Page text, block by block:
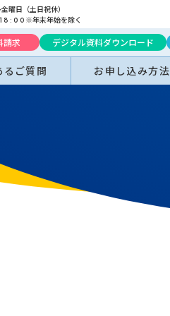
曜日（土日祝休）
※年末年始を除く
請求 デジタル資料ダウンロード
るご質問 お申し込み方法